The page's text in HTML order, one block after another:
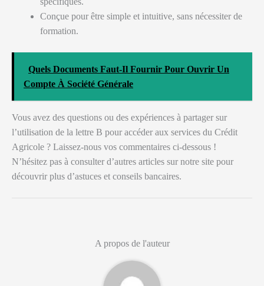
Conçue pour être simple et intuitive, sans nécessiter de
formation.
Quels Documents Faut-Il Fournir Pour Ouvrir Un
Compte À Société Générale
Vous avez des questions ou des expériences à partager sur
l’utilisation de la lettre B pour accéder aux services du Crédit
Agricole ? Laissez-nous vos commentaires ci-dessous !
N’hésitez pas à consulter d’autres articles sur notre site pour
découvrir plus d’astuces et conseils bancaires.
A propos de l'auteur